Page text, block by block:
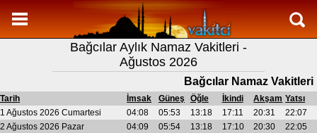
Namaz Vakitleri
Bağcılar Aylık Namaz Vakitleri
Bağcılar Ramazan imsakiyesi
Namaz Nasıl Kılınır?
Bilgi
Bağcılar Aylık Namaz Vakitleri -
Ağustos 2026
Bağcılar Namaz Vakitleri
Tarih İmsak Güneş Öğle İkindi Akşam Yatsı
1 Ağustos 2026 Cumartesi
04:08 05:53 13:18 17:11 20:31
22:07
2 Ağustos 2026 Pazar
04:09 05:54 13:18 17:10 20:30
22:05